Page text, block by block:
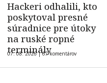
Hackeri odhalili, kto
poskytoval presné
súradnice pre útoky
na ruské ropné
terminály
07. 08. 2026 |67 komentárov